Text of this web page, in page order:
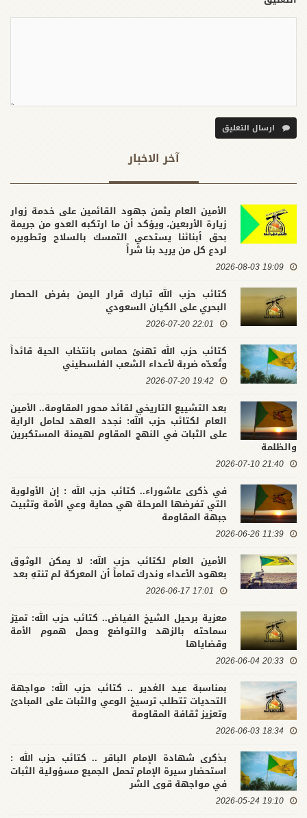
ارسال التعليق
آخر الاخبار
الأمين العام يثمن جهود القائمين على خدمة زوار
زيارة الأربعين، ويؤكد أن ما ارتكبه العدو من جريمة
بحق أبنائنا يستدعي التمسك بالسلاح وتطويره
لردع كل من يريد بنا شراً
19:09 2026-08-03
كتائب حزب الله تبارك قرار اليمن بفرض الحصار
البحري على الكيان السعودي
22:01 2026-07-20
كتائب حزب الله تهنئ حماس بانتخاب الحية قائداً
وتُعدّه ضربة لأعداء الشعب الفلسطيني
19:42 2026-07-20
بعد التشييع التاريخي لقائد محور المقاومة.. الأمين
العام لكتائب حزب الله: نجدد العهد لحامل الراية
على الثبات في النهج المقاوم لهيمنة المستكبرين
والظلمة
21:40 2026-07-10
في ذكرى عاشوراء.. كتائب حزب الله : إن الأولوية
التي تفرضها المرحلة هي حماية وعي الأمة وتثبيت
جبهة المقاومة
11:39 2026-06-26
الأمين العام لكتائب حزب الله: لا يمكن الوثوق
بعهود الأعداء وندرك تماماً أن المعركة لم تنتهِ بعد
17:01 2026-06-17
معزية برحيل الشيخ الفياض.. كتائب حزب الله: تميّز
سماحته بالزهد والتواضع وحمل هموم الأمة
وقضاياها
20:33 2026-06-04
بمناسبة عيد الغدير .. كتائب حزب الله: مواجهة
التحديات تتطلب ترسيخ الوعي والثبات على المبادئ
وتعزيز ثقافة المقاومة
18:34 2026-06-03
بذكرى شهادة الإمام الباقر .. كتائب حزب الله :
استحضار سيرة الإمام تحمل الجميع مسؤولية الثبات
في مواجهة قوى الشر
19:10 2026-05-24